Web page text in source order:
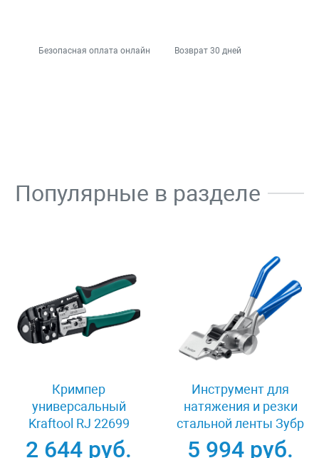
Безопасная оплата онлайн Возврат 30 дней
Популярные в разделе
Кримпер
универсальный
Kraftool RJ 22699
2 644 руб.
Инструмент для
натяжения и резки
стальной ленты Зубр
ИНХ-20 22624
5 994 руб.